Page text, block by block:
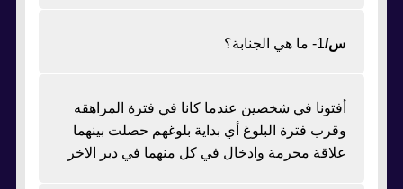
س/1- ما هي الجنابة؟
أفتونا في شخصين عندما كانا في فترة المراهقه
وقرب فترة البلوغ أي بداية بلوغهم حصلت بينهما
علاقة محرمة وادخال في كل منهما في دبر الاخر